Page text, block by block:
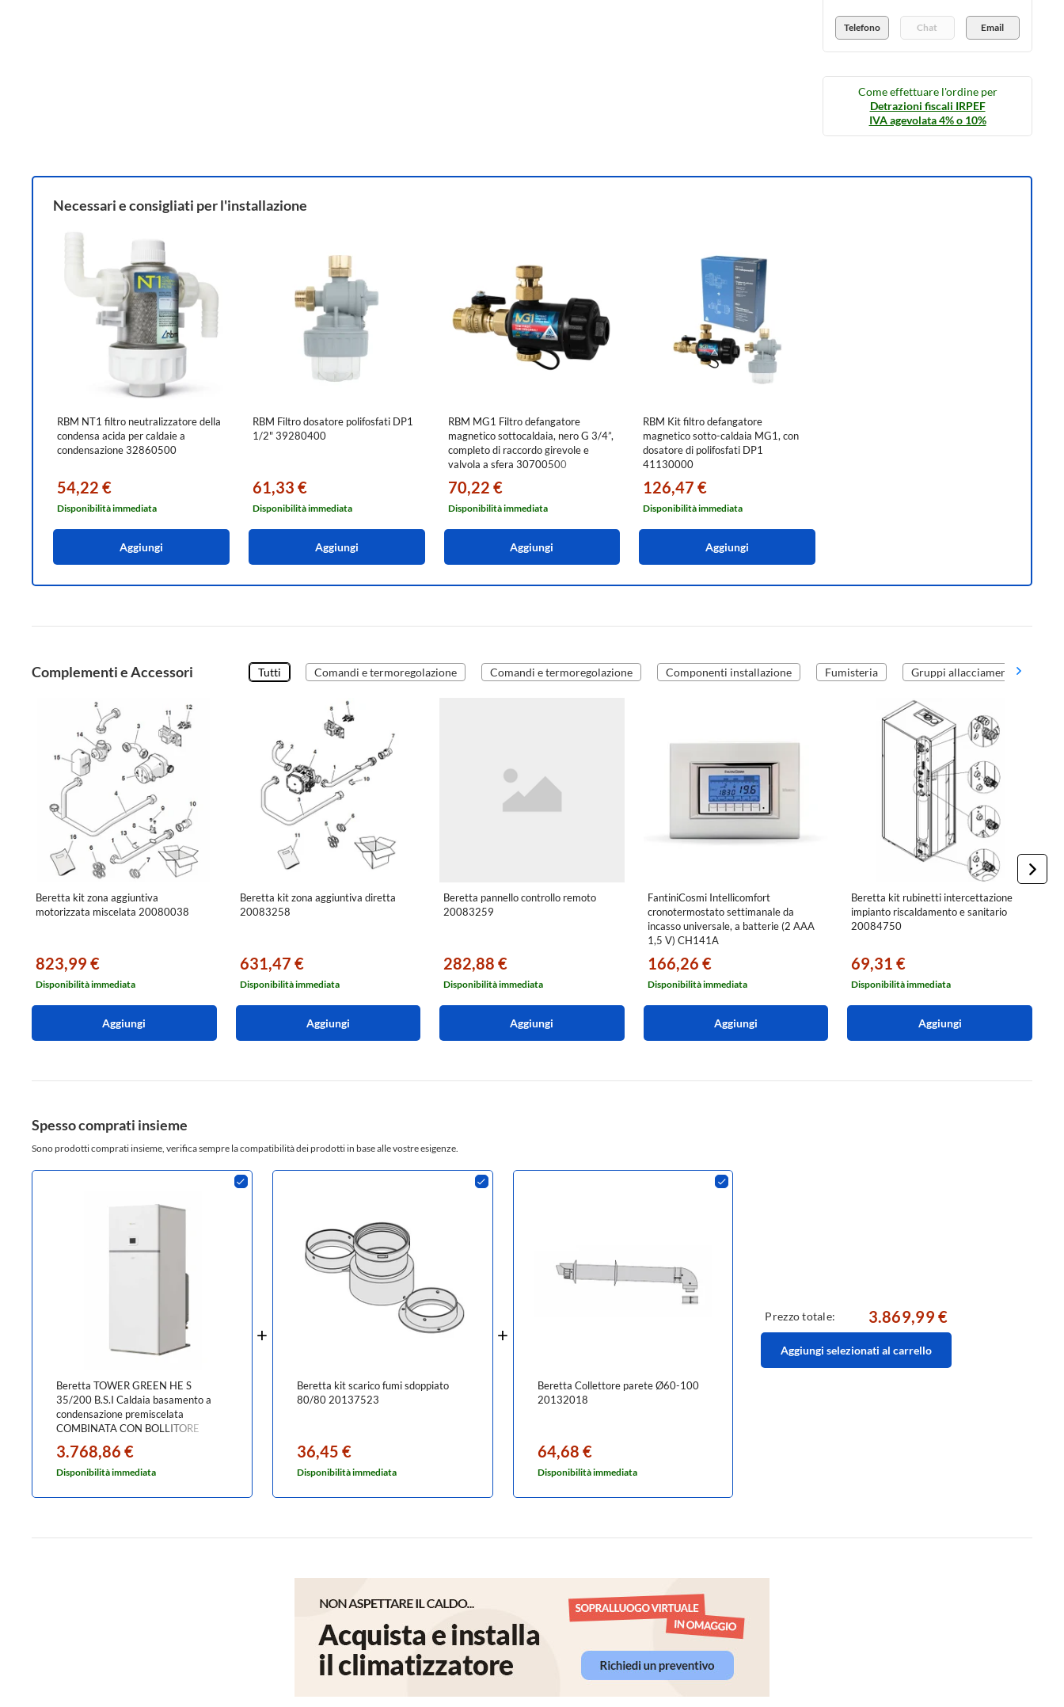
Telefono Chat Email
Come effettuare l'ordine per
Detrazioni fiscali IRPEF
IVA agevolata 4% o 10%
Necessari e consigliati per l'installazione
RBM NT1 filtro neutralizzatore della
condensa acida per caldaie a
condensazione 32860500
54,22 €
Disponibilità immediata
Aggiungi
RBM Filtro dosatore polifosfati DP1
1/2" 39280400
61,33 €
Disponibilità immediata
Aggiungi
RBM MG1 Filtro defangatore
magnetico sottocaldaia, nero G 3/4”,
completo di raccordo girevole e
valvola a sfera 30700500
70,22 €
Disponibilità immediata
Aggiungi
RBM Kit filtro defangatore
magnetico sotto-caldaia MG1, con
dosatore di polifosfati DP1
41130000
126,47 €
Disponibilità immediata
Aggiungi
Complementi e Accessori Tutti Comandi e termoregolazione Comandi e termoregolazione Componenti installazione Fumisteria Gruppi allacciamenti
Beretta kit zona aggiuntiva
motorizzata miscelata 20080038
823,99 €
Disponibilità immediata
Aggiungi
Beretta kit zona aggiuntiva diretta
20083258
631,47 €
Disponibilità immediata
Aggiungi
Beretta pannello controllo remoto
20083259
282,88 €
Disponibilità immediata
Aggiungi
FantiniCosmi Intellicomfort
cronotermostato settimanale da
incasso universale, a batterie (2 AAA
1,5 V) CH141A
166,26 €
Disponibilità immediata
Aggiungi
Beretta kit rubinetti intercettazione
impianto riscaldamento e sanitario
20084750
69,31 €
Disponibilità immediata
Aggiungi
Spesso comprati insieme
Sono prodotti comprati insieme, verifica sempre la compatibilità dei prodotti in base alle vostre esigenze.
Beretta TOWER GREEN HE S
35/200 B.S.I Caldaia basamento a
condensazione premiscelata
COMBINATA CON BOLLITORE
3.768,86 €
Disponibilità immediata
Beretta kit scarico fumi sdoppiato
80/80 20137523
36,45 €
Disponibilità immediata
Beretta Collettore parete Ø60-100
20132018
64,68 €
Disponibilità immediata
Prezzo totale: 3.869,99 €
Aggiungi selezionati al carrello